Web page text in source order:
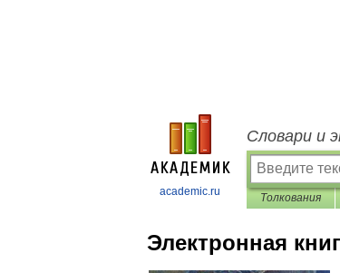
academic.ru
Словари и
Толкования
Электронная